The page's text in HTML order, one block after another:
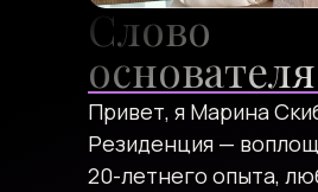
Слово
основателя
Привет, я Марина
Резиденция —
20-летнего опыта,